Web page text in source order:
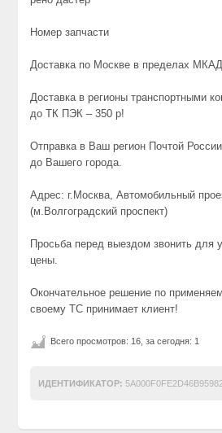
Номер запчасти
Доставка по Москве в пределах МКАД
Доставка в регионы транспортными
до ТК ПЭК – 350 р!
Отправка в Ваш регион Почтой
до Вашего города.
Адрес: г.Москва, Автомобильный
(м.Волгоградский проспект)
Просьба перед выездом звонить для
цены.
Окончательное решение по
своему ТС принимает клиент!
Всего просмотров: 16, за сегодня: 1
ИДЕНТИФИКАТОР: